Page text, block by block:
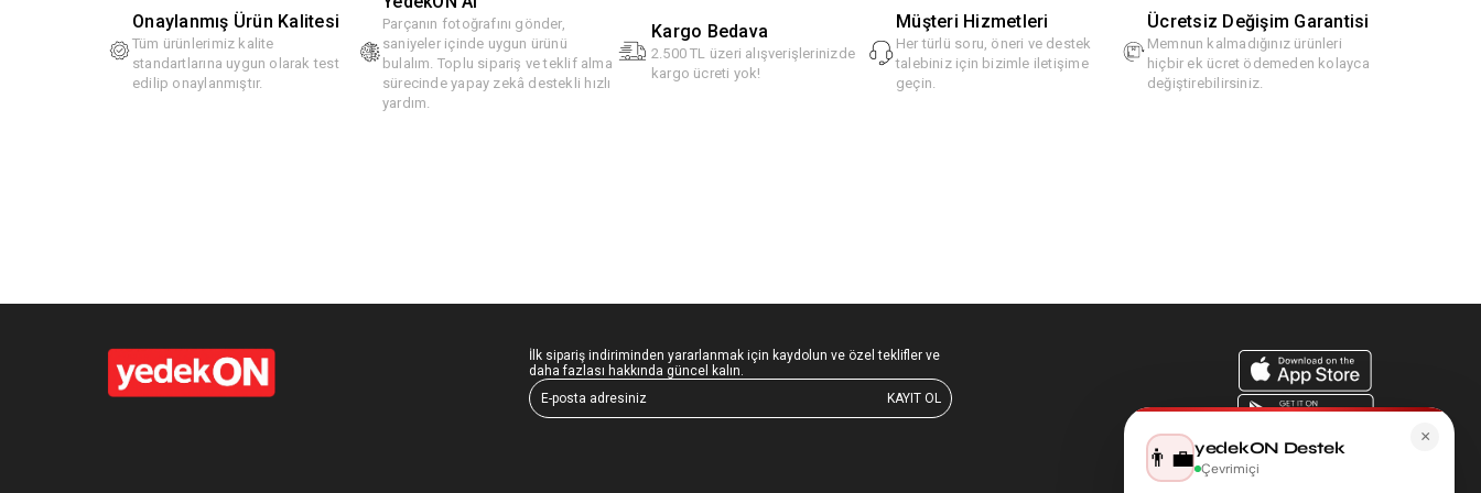
Onaylanmış Ürün Kalitesi
Tüm ürünlerimiz kalite
standartlarına uygun olarak test
edilip onaylanmıştır.
Parçanın fotoğrafını gönder,
saniyeler içinde uygun ürünü
bulalım. Toplu sipariş ve teklif alma
sürecinde yapay zekâ destekli hızlı
yardım.
Kargo Bedava
2.500 TL üzeri alışverişlerinizde
kargo ücreti yok!
Müşteri Hizmetleri
Her türlü soru, öneri ve destek
talebiniz için bizimle iletişime
geçin.
Ücretsiz Değişim Garantisi
Memnun kalmadığınız ürünleri
hiçbir ek ücret ödemeden kolayca
değiştirebilirsiniz.
İlk sipariş indiriminden yararlanmak için kaydolun ve özel teklifler ve
daha fazlası hakkında güncel kalın.
KAYIT OL
×
👨‍💼yedekON Destek
Çevrimiçi